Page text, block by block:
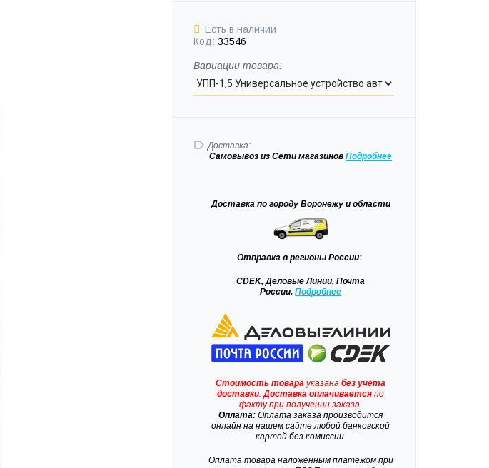
Есть в наличии
Код: 33546
Вариации товара:
Доставка:
Самовывозиз Сети магазиновПодробнее
Доставкапо городу Воронежу и области
Отправка в регионы России:
CDEK, Деловые Линии, Почта
России.Подробнее
Стоимость товара указанабез учёта
доставки .Доставка оплачивается по
факту при получении заказа.
Оплата: Оплата заказа производится
онлайн на нашем сайте любой банковской
картой без комиссии.
Оплата товара наложенным платежом при